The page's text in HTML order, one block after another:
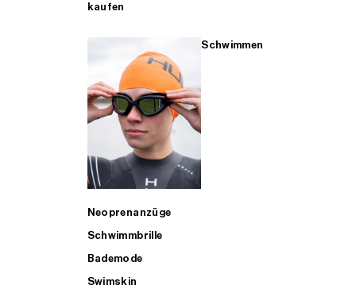
kaufen
Schwimmen
Neoprenanzüge
Schwimmbrille
Bademode
Swimskin